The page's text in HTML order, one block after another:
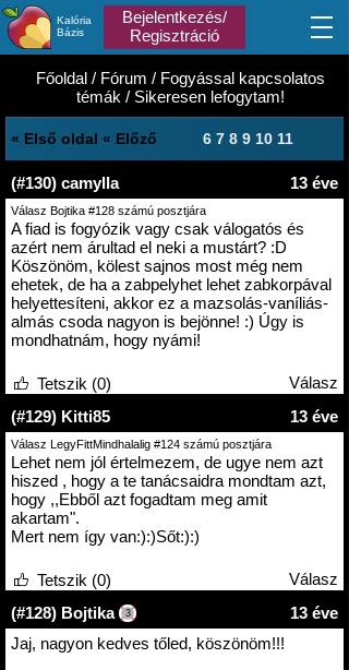
Kalória
Bázis
Bejelentkezés/
Regisztráció
Főoldal/ Fórum / Fogyással kapcsolatos
témák / Sikeresen lefogytam!
« Első oldal « Előző 6 7 8 9 10 11
(#130) camylla 13 éve
Válasz Bojtika #128 számú posztjára
A fiad is fogyózik vagy csak válogatós és
azért nem árultad el neki a mustárt? :D
Köszönöm, kölest sajnos most még nem
ehetek, de ha a zabpelyhet lehet zabkorpával
helyettesíteni, akkor ez a mazsolás-vaníliás-
almás csoda nagyon is bejönne! :) Úgy is
mondhatnám, hogy nyámi!
Válasz
Tetszik (0)
(#129) Kitti85
13 éve
Válasz LegyFittMindhalalig #124 számú posztjára
Lehet nem jól értelmezem, de ugye nem azt
hiszed , hogy a te tanácsaidra mondtam azt,
hogy ,,Ebből azt fogadtam meg amit
akartam".
Mert nem így van:):)Sőt:):)
Válasz
Tetszik (0)
(#128) Bojtika
3
13 éve
Jaj, nagyon kedves tőled, köszönöm!!!